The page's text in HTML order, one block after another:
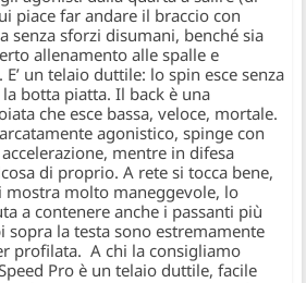
piace far andare il braccio con
senza sforzi disumani, benché sia
allenamento alle spalle e
un telaio duttile: lo spin esce senza
botta piatta. Il back è una
che esce bassa, veloce, mortale.
agonistico, spinge con
mentre in difesa
di proprio. A rete si tocca bene,
mostra molto maneggevole, lo
a contenere anche i passanti più
la testa sono estremamente
profilata. A chi la consigliamo
Pro è un telaio duttile, facile